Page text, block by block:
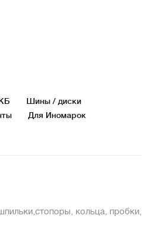
Шины / диски
Для Иномарок
кольца, пробки,